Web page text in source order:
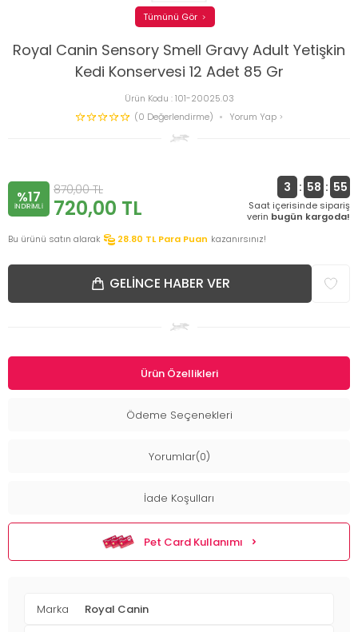
Royal Canin Sensory Smell Gravy Adult Yetişkin
Kedi Konservesi 12 Adet 85 Gr
Ürün Kodu :101-20025.03
(0 Değerlendirme)
Yorum Yap
Tümünü Gör
%17
INDIRIMLI
870,00TL
720,00 TL
3 : 58 : 55
Saat içerisinde sipariş
verin bugün kargoda!
Bu ürünü satın alarak
28.80 TL Para Puan kazanırsınız!
GELINCE HABER VER
Ürün Özellikleri
Ödeme Seçenekleri
Yorumlar(0)
İade Koşulları
Pet Card Kullanımı
Marka Royal Canin